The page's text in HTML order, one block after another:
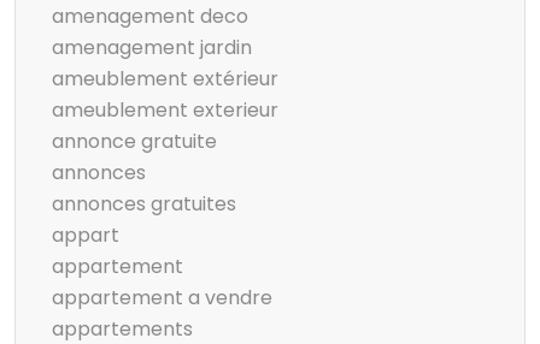
amenagement deco
amenagement jardin
ameublement extérieur
ameublement exterieur
annonce gratuite
annonces
annonces gratuites
appart
appartement
appartement a vendre
appartements